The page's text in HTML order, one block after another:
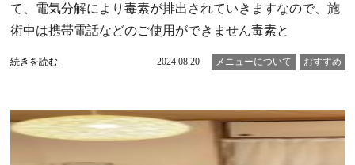
て、電気分解により毒素が排出されていきますなので、施
術中は携帯電話などのご使用ができません毒素と
続きを読む 2024.08.20 メニューについて おすすめ